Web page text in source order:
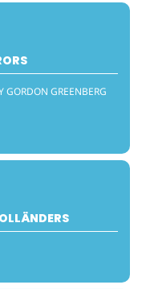
GORDON GREENBERG